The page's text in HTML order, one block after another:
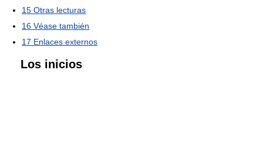
15 Otras lecturas
16 Véase también
17 Enlaces externos
Los inicios